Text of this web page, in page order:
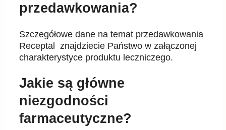
przedawkowania?
Szczegółowe dane na temat przedawkowania
Receptal znajdziecie Państwo w załączonej
charakterystyce produktu leczniczego.
Jakie są główne
niezgodności
farmaceutyczne?